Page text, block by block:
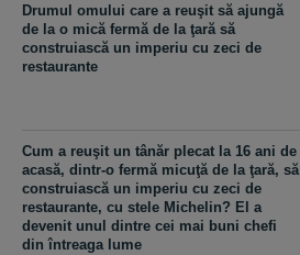
Drumul omului care a reuşit să ajungă
de la o mică fermă de la ţară să
construiască un imperiu cu zeci de
restaurante
Cum a reuşit un tânăr plecat la 16 ani de
acasă, dintr-o fermă micuţă de la ţară, să
construiască un imperiu cu zeci de
restaurante, cu stele Michelin? El a
devenit unul dintre cei mai buni chefi
din întreaga lume